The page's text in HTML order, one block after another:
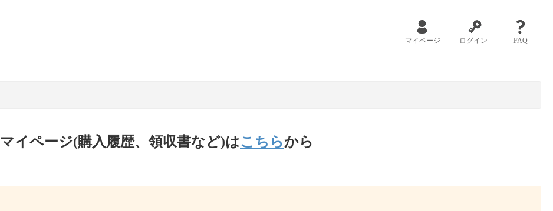
マイページ ログイン FAQ
マイページ(購入履歴、領収書など)はこちらから